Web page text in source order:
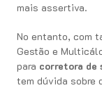
mais assertiva.
No entanto, com
Gestão e
para corretora de
tem dúvida sobre